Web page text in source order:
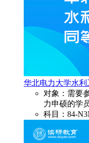
华北电力大学水
对象：需要
力申硕的学
科目：84-